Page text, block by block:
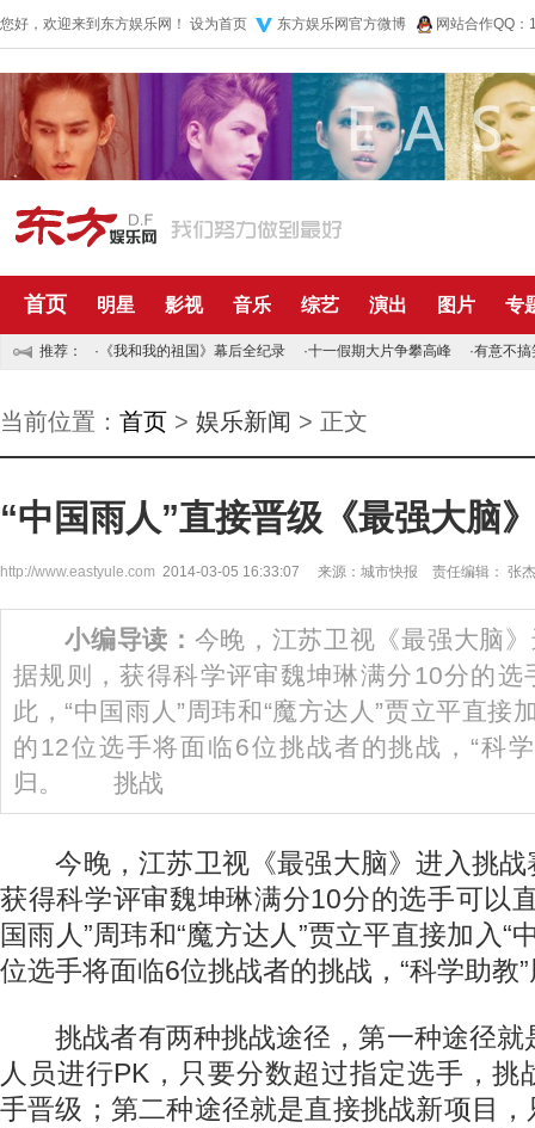
您好，欢迎来到东方娱乐网！ 设为首页 东方娱乐网官方微博 网站合作QQ
首页 明星 影视 音乐 综艺 演出 图片 专
推荐： · 《我和我的祖国》幕后全纪录 ·十一假期大片争攀高峰 ·有意不搞
当前位置： 首页 > 娱乐新闻 > 正文
“中国雨人”直接晋级《最强大脑
http://www.eastyule.com 2014-03-05 16:33:07 来源：城市快报 责任编辑： 张杰
小编导读： 今晚，江苏卫视《最强大脑
据规则，获得科学评审魏坤琳满分10分的选
此，“中国雨人”周玮和“魔方达人”贾立平直接
的12位选手将面临6位挑战者的挑战，“科
归。 挑战
今晚，江苏卫视《最强大脑》进入挑战
获得科学评审魏坤琳满分10分的选手可以
国雨人”周玮和“魔方达人”贾立平直接加入“
位选手将面临6位挑战者的挑战，“科学助教
挑战者有两种挑战途径，第一种途径就
人员进行PK，只要分数超过指定选手，挑
手晋级；第二种途径就是直接挑战新项目